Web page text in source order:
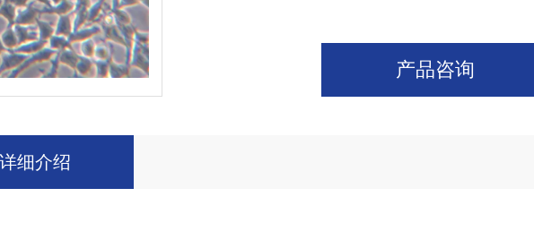
产品咨询
详细介绍